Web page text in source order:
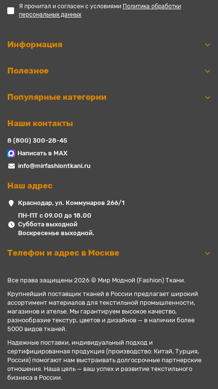
Я прочитал и согласен с условиями Политика обработки
персональных данных
Информация
Полезное
Популярные категории
Наши контакты
8 (800) 300-28-45
Написать в MAX
info@mirfashiontkani.ru
Наш адрес
Краснодар, ул. Коммунаров 266/1
ПН-ПТ с 09.00 до 18.00
Суббота выходной
Воскресенье выходной.
Телефон и адрес в Москве
Все права защищены 2026 © Мир Модной (Fashion) Ткани.
Крупнейший поставщик тканей в России предлагает широкий
ассортимент материалов для текстильной промышленности,
магазинов и ателье. Мы гарантируем высокое качество,
разнообразие текстур, цветов и дизайнов — в наличии более
5000 видов тканей.
Надежные поставки, индивидуальный подход и
сертифицированная продукция (производство: Китай, Турция,
Россия) помогают нам выстраивать долгосрочные партнерские
отношения. Наша цель — ваш успех и развитие текстильного
бизнеса в России.